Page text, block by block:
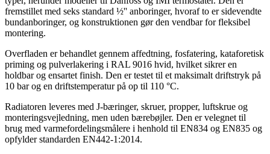
fremstillet med seks standard ½'' anboringer, hvoraf to er sidevendte
bundanboringer, og konstruktionen gør den vendbar for fleksibel
montering.
Overfladen er behandlet gennem affedtning, fosfatering, kataforetisk
priming og pulverlakering i RAL 9016 hvid, hvilket sikrer en
holdbar og ensartet finish. Den er testet til et maksimalt driftstryk på
10 bar og en driftstemperatur på op til 110 °C.
Radiatoren leveres med J-bæringer, skruer, propper, luftskrue og
monteringsvejledning, men uden bærebøjler. Den er velegnet til
brug med varmefordelingsmålere i henhold til EN834 og EN835 og
opfylder standarden EN442-1:2014.